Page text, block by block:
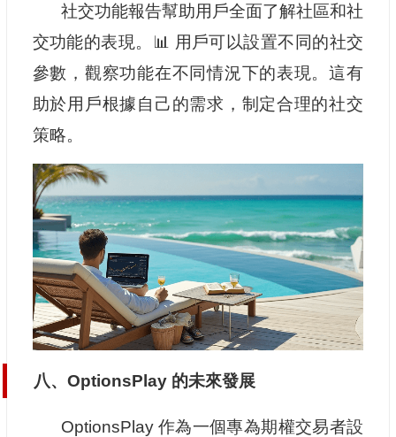
社交功能報告幫助用戶全面了解社區和社
交功能的表現。📊 用戶可以設置不同的社交
參數，觀察功能在不同情況下的表現。這有
助於用戶根據自己的需求，制定合理的社交
策略。
八、OptionsPlay 的未來發展
OptionsPlay 作為一個專為期權交易者設